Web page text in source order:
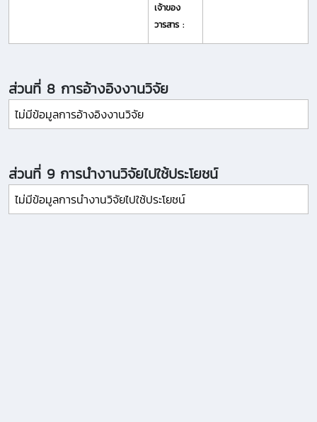
เจ้าของ
วารสาร :
ส่วนที่ 8 การอ้างอิงงานวิจัย
ไม่มีข้อมูลการอ้างอิงงานวิจัย
ส่วนที่ 9 การนำงานวิจัยไปใช้ประโยชน์
ไม่มีข้อมูลการนำงานวิจัยไปใช้ประโยชน์